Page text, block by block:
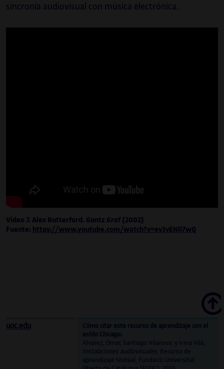
sincronía audiovisual con música electrónica.
Video 7. Alex Rutterford. Gantz Graf (2002)
Fuente: https://www.youtube.com/watch?v=ev3vENli7wQ
Scroll
uoc.edu
Cómo citar este recurso de aprendizaje con el
estilo Chicago:
Álvarez, Omar, Santiago Vilanova, y Irma Vilà.
Instalaciones audiovisuales. Recurso de
aprendizaje textual, Fundació Universitat